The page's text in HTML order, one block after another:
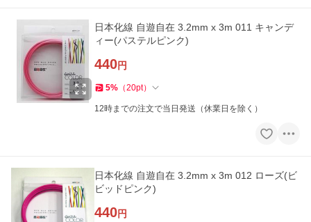
日本化線 自遊自在 3.2mm x 3m 011 キャンデ
ィー(パステルピンク)
440円
5% （20pt）
12時までの注文で当日発送（休業日を除く）
日本化線 自遊自在 3.2mm x 3m 012 ローズ(ビ
ビッドピンク)
440円